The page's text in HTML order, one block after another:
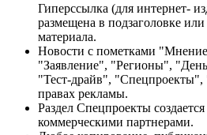
Гиперссылка (для интернет-
размещена в подзаголовке
материала.
Новости с пометками
"Заявление", "Регионы",
"Тест-драйв",
правах рекламы.
Раздел Спецпроекты
коммерческими партнерами.